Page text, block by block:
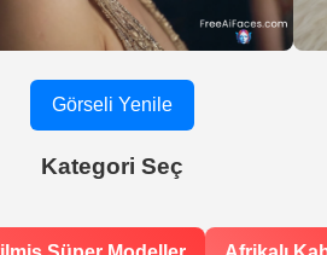
Görseli Yenile
Kategori Seç